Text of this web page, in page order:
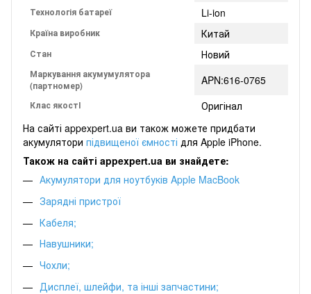
Технологія батареї Li-ion
Країна виробник Китай
Стан Новий
Маркування акумумулятора
(партномер)
APN:616-0765
Клас якостІ
Оригінал
На сайті appexpert.ua ви також можете придбати
акумулятори підвищеної ємності для Apple iPhone.
Також на сайті appexpert.ua ви знайдете:
Акумулятори для ноутбуків Apple MacBook
Зарядні пристрої
Кабеля;
Навушники;
Чохли;
Дисплеї, шлейфи, та інші запчастини;